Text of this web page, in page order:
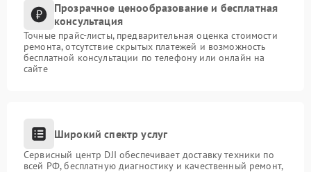
Прозрачное ценообразование и бесплатная
консультация
Точные прайс-листы, предварительная оценка стоимости
ремонта, отсутствие скрытых платежей и возможность
бесплатной консультации по телефону или онлайн на
сайте
Широкий спектр услуг
Сервисный центр DJI обеспечивает доставку техники по
всей РФ, бесплатную диагностику и качественный ремонт,